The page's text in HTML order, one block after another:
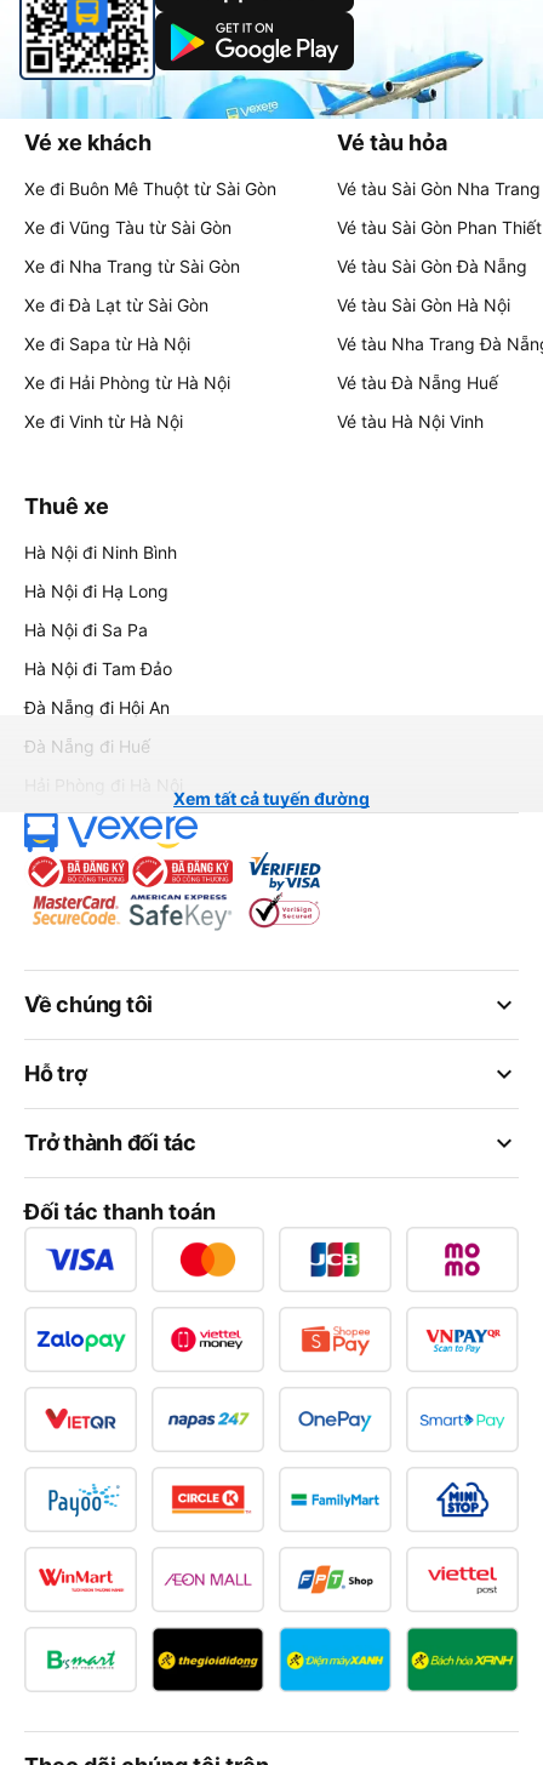
Vé xe khách
Xe đi Buôn Mê Thuột từ Sài Gòn
Xe đi Vũng Tàu từ Sài Gòn
Xe đi Nha Trang từ Sài Gòn
Xe đi Đà Lạt từ Sài Gòn
Xe đi Sapa từ Hà Nội
Xe đi Hải Phòng từ Hà Nội
Xe đi Vinh từ Hà Nội
Vé tàu hỏa
Vé tàu Sài Gòn Nha Trang
Vé tàu Sài Gòn Phan Thiết
Vé tàu Sài Gòn Đà Nẵng
Vé tàu Sài Gòn Hà Nội
Vé tàu Nha Trang Đà
Vé tàu Đà Nẵng Huế
Vé tàu Hà Nội Vinh
Thuê xe
Hà Nội đi Ninh Bình
Hà Nội đi Hạ Long
Hà Nội đi Sa Pa
Hà Nội đi Tam Đảo
Đà Nẵng đi Hội An
Đà Nẵng đi Huế
Xem tất cả tuyến đường
keyboard_arrow_down
Về chúng tôi
keyboard_arrow_down
Hỗ trợ
keyboard_arrow_down
Trở thành đối tác
Đối tác thanh toán